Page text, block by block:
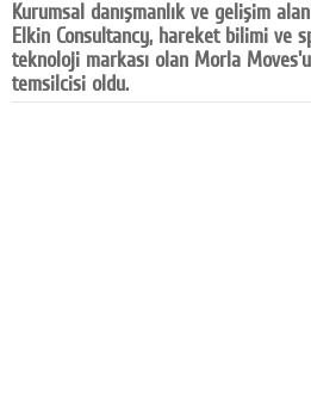
Facebook
Diziler
Kurumsal danışmanlık ve gelişim
Elkin Consultancy, hareket bilimi ve
teknoloji markası olan Morla
temsilcisi oldu.